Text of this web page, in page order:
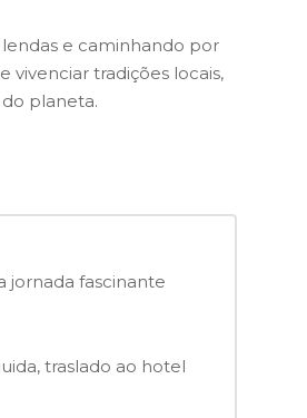
e caminhando por
vivenciar tradições locais,
planeta.
jornada fascinante
traslado ao hotel